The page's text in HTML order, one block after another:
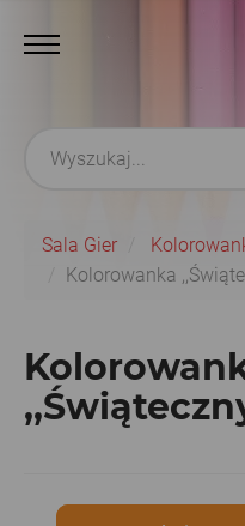
Sala Gier
Kolorowanka